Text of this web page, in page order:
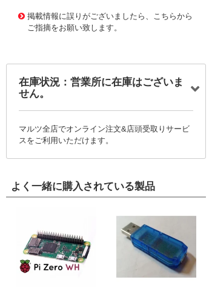
掲載情報に誤りがございましたら、こちらから
ご指摘をお願い致します。
在庫状況：営業所に在庫はございま
せん。
マルツ全店でオンライン注文&店頭受取りサービ
スをご利用いただけます。
よく一緒に購入されている製品